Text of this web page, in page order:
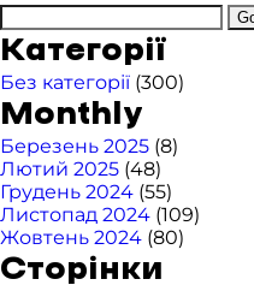
Категорії
Без категорії (300)
Monthly
Березень 2025 (8)
Лютий 2025 (48)
Грудень 2024 (55)
Листопад 2024 (109)
Жовтень 2024 (80)
Сторінки